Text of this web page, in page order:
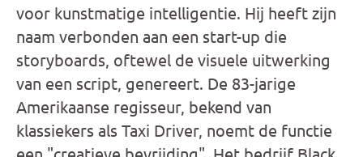
voor kunstmatige intelligentie. Hij heeft zijn
naam verbonden aan een start-up die
storyboards, oftewel de visuele uitwerking
van een script, genereert. De 83-jarige
Amerikaanse regisseur, bekend van
klassiekers als Taxi Driver, noemt de functie